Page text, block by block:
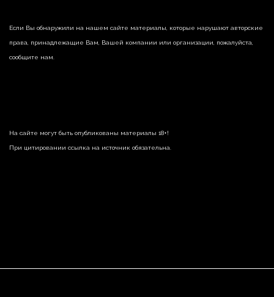
Если Вы обнаружили на нашем сайте материалы, которые нарушают авторские
права, принадлежащие Вам, Вашей компании или организации, пожалуйста,
сообщите нам.
На сайте могут быть опубликованы материалы 18+!
При цитировании ссылка на источник обязательна.